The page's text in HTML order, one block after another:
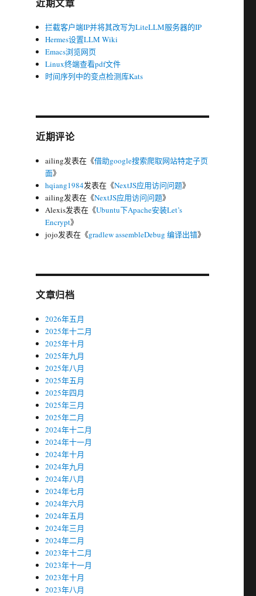
拦截客户端IP并将其改写为LiteLLM服务器的IP
Hermes设置LLM Wiki
Emacs浏览网页
Linux终端查看pdf文件
时间序列中的变点检测库Kats
近期评论
ailing发表在《借助google搜索爬取网站特定子页
面》
hqiang1984发表在《NextJS应用访问问题》
ailing发表在《NextJS应用访问问题》
Alexis发表在《Ubuntu下Apache安装Let’s
Encrypt》
jojo发表在《gradlew assembleDebug 编译出错》
文章归档
2026年五月
2025年十二月
2025年十月
2025年九月
2025年八月
2025年五月
2025年四月
2025年三月
2025年二月
2024年十二月
2024年十一月
2024年十月
2024年九月
2024年八月
2024年七月
2024年六月
2024年五月
2024年三月
2024年二月
2023年十二月
2023年十一月
2023年十月
2023年八月